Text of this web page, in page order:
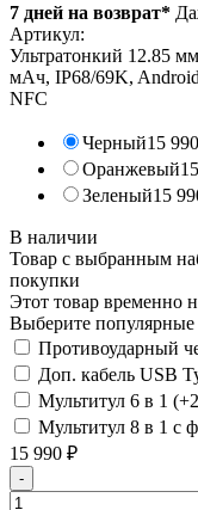
7 дней на возврат*
Артикул:
Ультратонкий 12.85
мАч, IP68/69K,
NFC
Черный15 990
Оранжевый
Зеленый15
В наличии
Товар с выбранным
покупки
Этот товар временно
Выберите популярные
Противоударный
Доп. кабель USB
Мультитул 6 в 1 (+
Мультитул 8 в 1 с
15 990 ₽
-